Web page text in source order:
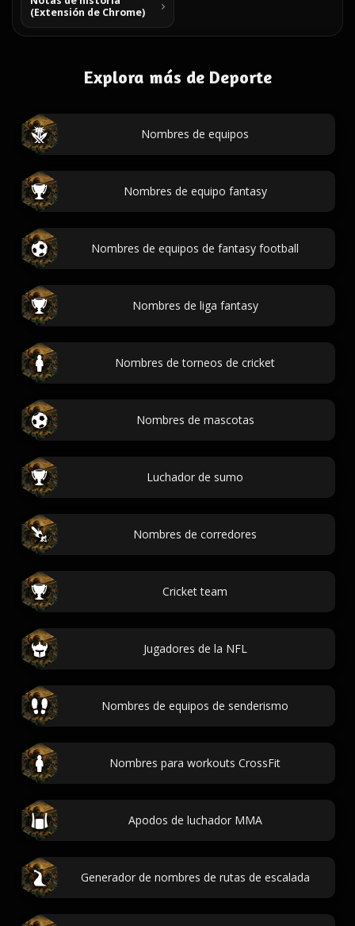
(Extensión de Chrome)
Explora más de Deporte
Nombres de equipos
Nombres de equipo fantasy
Nombres de equipos de fantasy football
Nombres de liga fantasy
Nombres de torneos de cricket
Nombres de mascotas
Luchador de sumo
Nombres de corredores
Cricket team
Jugadores de la NFL
Nombres de equipos de senderismo
Nombres para workouts CrossFit
Apodos de luchador MMA
Generador de nombres de rutas de escalada